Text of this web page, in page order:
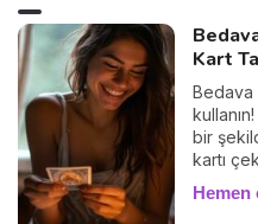
Kart
Bedava
bir
kartı
Hemen